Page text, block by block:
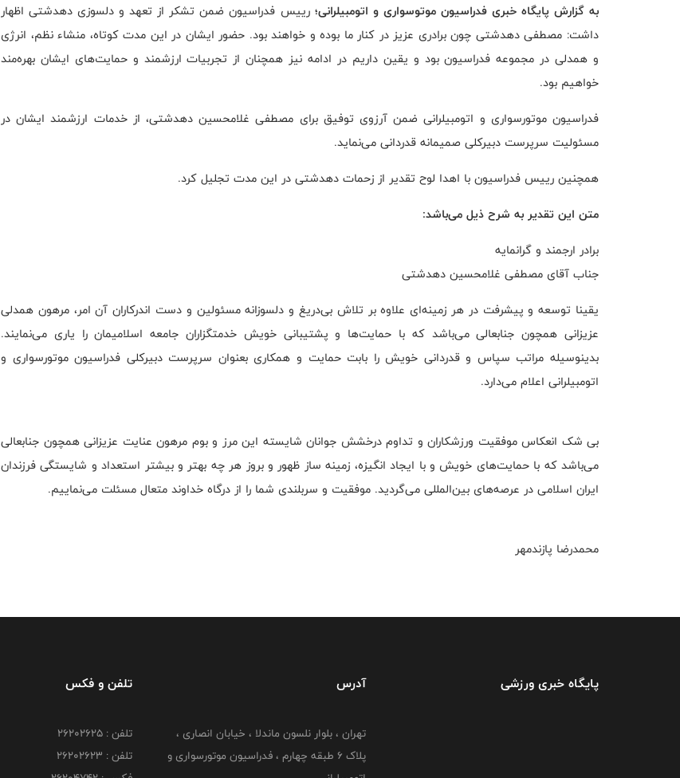
به گزارش پایگاه خبری فدراسیون موتوسواری و اتومبیلرانی؛رییس فدراسیون ضمن تشکر از تعهد و دلسوزی دهدشتی اظهار
داشت: مصطفی دهدشتی چون برادری عزیز در کنار ما بوده و خواهند بود. حضور ایشان در این مدت کوتاه، منشاء نظم، انرژی
و همدلی در مجموعه فدراسیون بود و یقین داریم در ادامه نیز همچنان از تجربیات ارزشمند و حمایت‌های ایشان بهره‌مند
خواهیم بود.
فدراسیون موتورسواری و اتومبیلرانی ضمن آرزوی توفیق برای مصطفی غلامحسین دهدشتی، از خدمات ارزشمند ایشان در
مسئولیت سرپرست دبیرکلی صمیمانه قدردانی می‌نماید.
همچنین رییس فدراسیون با اهدا لوح تقدیر از زحمات دهدشتی در این مدت تجلیل کرد.
متن این تقدیر به شرح ذیل می‌باشد:
برادر ارجمند و گرانمایه
جناب آقای مصطفی غلامحسین دهدشتی
یقینا توسعه و پیشرفت در هر زمینه‌ای علاوه بر تلاش بی‌دریغ و دلسوزانه مسئولین و دست اندرکاران آن امر، مرهون همدلی
عزیزانی همچون جنابعالی می‌باشد که با حمایت‌ها و پشتیبانی خویش خدمتگزاران جامعه اسلامیمان را یاری می‌نمایند.
بدینوسیله مراتب سپاس و قدردانی خویش را بابت حمایت و همکاری بعنوان سرپرست دبیرکلی فدراسیون موتورسواری و
اتومبیلرانی اعلام می‌دارد.
بی شک انعکاس موفقیت ورزشکاران و تداوم درخشش جوانان شایسته این مرز و بوم مرهون عنایت عزیزانی همچون جنابعالی
می‌باشد که با حمایت‌های خویش و با ایجاد انگیزه، زمینه ساز ظهور و بروز هر چه بهتر و بیشتر استعداد و شایستگی فرزندان
ایران اسلامی در عرصه‌های بین‌المللی می‌گردید. موفقیت و سربلندی شما را از درگاه خداوند متعال مسئلت می‌نماییم.
محمدرضا پازندمهر
پایگاه خبری ورزشی آدرس
تهران ، بلوار نلسون ماندلا ، خیابان انصاری ،
پلاک ۶ طبقه چهارم ، فدراسیون موتورسواری و
تلفن و فکس
تلفن : ۲۶۲۰۲۶۲۵
تلفن : ۲۶۲۰۲۶۲۳